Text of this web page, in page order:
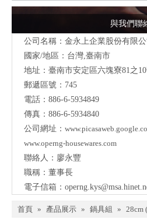
與我們聯
公司名稱：金永上企業股份有限公
國家/地區：台灣,臺南市
地址：臺南市安定區六塊寮81之
郵遞區號：745
電話：886-6-5934849
傳真：886-6-5934840
公司網址：
www.operng-housewares.com
聯絡人：廖永豐
職稱：董事長
電子信箱：
首頁 » 產品展示 » 鍋具組 » 28cm